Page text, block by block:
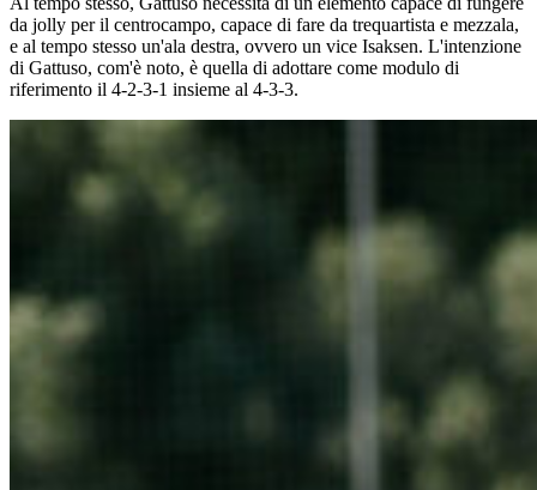
da jolly per il centrocampo, capace di fare da trequartista e mezzala,
e al tempo stesso un'ala destra, ovvero un vice Isaksen. L'intenzione
di Gattuso, com'è noto, è quella di adottare come modulo di
riferimento il 4-2-3-1 insieme al 4-3-3.